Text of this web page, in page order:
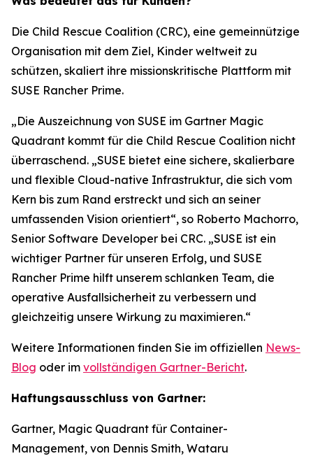
Die Child Rescue Coalition (CRC), eine gemeinnützige
Organisation mit dem Ziel, Kinder weltweit zu
schützen, skaliert ihre missionskritische Plattform mit
SUSE Rancher Prime.
„Die Auszeichnung von SUSE im Gartner Magic
Quadrant kommt für die Child Rescue Coalition nicht
überraschend. „SUSE bietet eine sichere, skalierbare
und flexible Cloud-native Infrastruktur, die sich vom
Kern bis zum Rand erstreckt und sich an seiner
umfassenden Vision orientiert“, so Roberto Machorro,
Senior Software Developer bei CRC. „SUSE ist ein
wichtiger Partner für unseren Erfolg, und SUSE
Rancher Prime hilft unserem schlanken Team, die
operative Ausfallsicherheit zu verbessern und
gleichzeitig unsere Wirkung zu maximieren.“
Weitere Informationen finden Sie im offiziellen News-
Blog oder im vollständigen Gartner-Bericht.
Haftungsausschluss von Gartner:
Gartner, Magic Quadrant für Container-
Management, von Dennis Smith, Wataru